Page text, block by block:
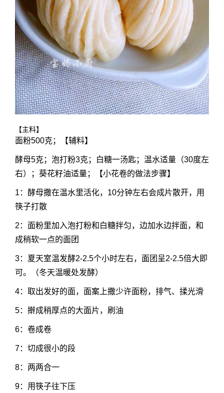
【主料】
面粉500克；【辅料】
酵母5克；泡打粉3克；白糖一汤匙；温水适量（30度左
右）；葵花籽油适量；【小花卷的做法步骤】
1：酵母撒在温水里活化，10分钟左右会成片散开，用
筷子打散
2：面粉里加入泡打粉和白糖拌匀，边加水边拌面，和
成稍软一点的面团
3：夏天室温发酵2-2.5个小时左右，面团呈2-2.5倍大即
可。（冬天温暖处发酵）
4：取出发好的面，面案上撒少许面粉，排气、揉光滑
5：擀成稍厚点的大面片，刷油
6：卷成卷
7：切成很小的段
8：两两合一
9：用筷子往下压